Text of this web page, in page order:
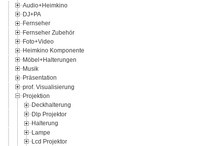
Audio+Heimkino
DJ+PA
Fernseher
Fernseher Zubehör
Foto+Video
Heimkino Komponente
Möbel+Halterungen
Musik
Präsentation
prof. Visualisierung
Projektion
Deckhalterung
Dlp Projektor
Halterung
Lampe
Lcd Projektor